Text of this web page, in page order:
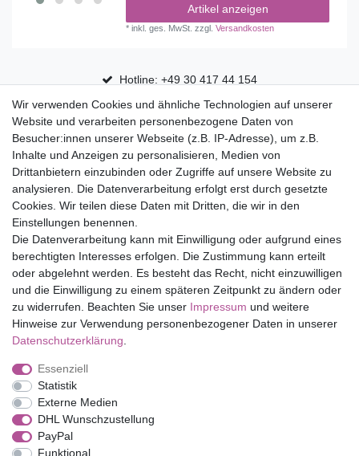
Artikel anzeigen
*inkl. ges. MwSt. zzgl.Versandkosten
Hotline: +49 30 417 44 154
30 Tage Rückgaberecht
Versandfrei ab 75 € in Deutschland
Top Marken
Eduplay
Folia Bringmann
Shop
Mein Konto
Service
Versandkosten
Impressum
Barrierefreiheitserklärung
Wir verwenden Cookies und ähnliche Technologien auf unserer
Website und verarbeiten personenbezogene Daten von
Besucher:innen unserer Webseite (z.B. IP-Adresse), um z.B.
Inhalte und Anzeigen zu personalisieren, Medien von
Drittanbietern einzubinden oder Zugriffe auf unsere Website zu
analysieren. Die Datenverarbeitung erfolgt erst durch gesetzte
Cookies. Wir teilen diese Daten mit Dritten, die wir in den
Einstellungen benennen.
Die Datenverarbeitung kann mit Einwilligung oder aufgrund eines
berechtigten Interesses erfolgen. Die Zustimmung kann erteilt
oder abgelehnt werden. Es besteht das Recht, nicht einzuwilligen
und die Einwilligung zu einem späteren Zeitpunkt zu ändern oder
zu widerrufen. Beachten Sie unser Impressum und weitere
Hinweise zur Verwendung personenbezogener Daten in unserer
Daten­schutz­erklärung
Essenziell
Statistik
Externe Medien
DHL Wunschzustellung
PayPal
Funktional